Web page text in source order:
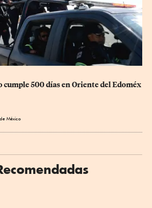
cumple 500 días en Oriente del Edoméx
México